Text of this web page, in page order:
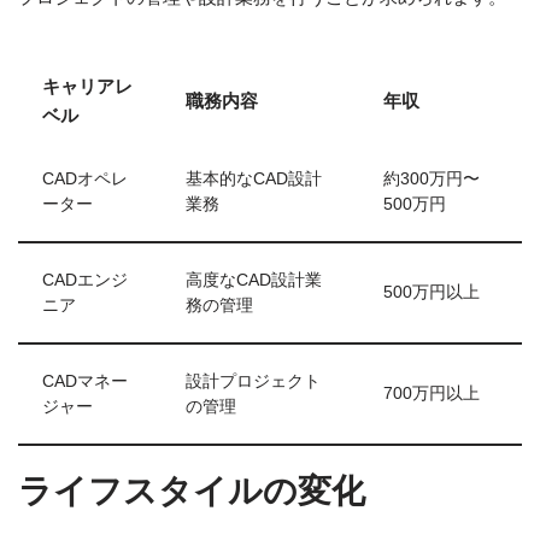
キャリアレ
ベル
職務内容 年収
CADオペレ
ーター
基本的なCAD設計
業務
約300万円〜
500万円
CADエンジ
ニア
高度なCAD設計業
務の管理
500万円以上
CADマネー
ジャー
設計プロジェクト
の管理
700万円以上
ライフスタイルの変化